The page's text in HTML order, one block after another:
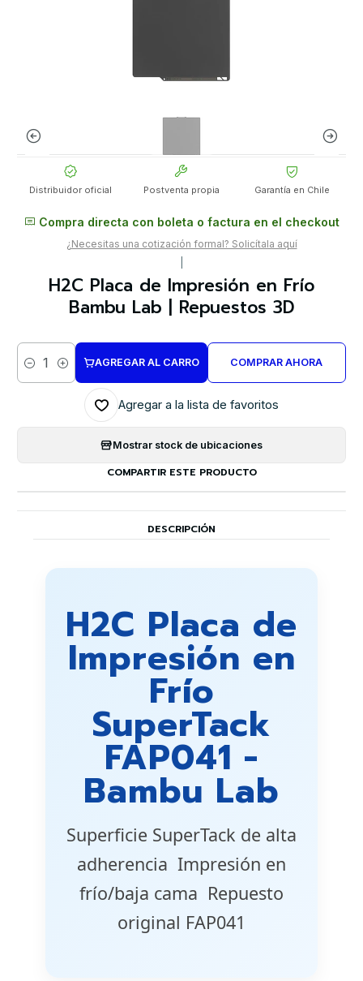
Distribuidor oficial Postventa propia Garantía en Chile
Compra directa con boleta o factura en el checkout
¿Necesitas una cotización formal? Solicítala aquí
H2C Placa de Impresión en Frío
Bambu Lab | Repuestos 3D
Cantidad
AGREGAR AL CARRO COMPRAR AHORA
Agregar a la lista de favoritos
Mostrar stock de ubicaciones
COMPARTIR ESTE PRODUCTO
DESCRIPCIÓN
H2C Placa de
Impresión en
Frío
SuperTack
FAP041 -
Bambu Lab
Superficie SuperTack de alta
adherencia  Impresión en
frío/baja cama  Repuesto
original FAP041